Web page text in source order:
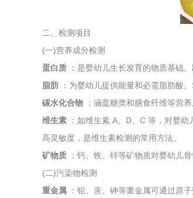
二、检测项目
(一)营养成分检测
蛋白质 ：是婴幼儿生长发育的物质基础
脂肪 ：为婴幼儿提供能量和必需脂肪酸
碳水化合物 ：涵盖糖类和膳食纤维等营
维生素 ：如维生素 A、D、C 等，对婴
高灵敏度，是维生素检测的常用方法。
矿物质 ：钙、铁、锌等矿物质对婴幼儿
(二)污染物检测
重金属 ：铅、汞、砷等重金属可通过原